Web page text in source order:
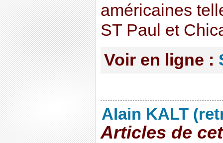
américaines
ST Paul et
Voir en ligne :
Alain KALT
Articles de